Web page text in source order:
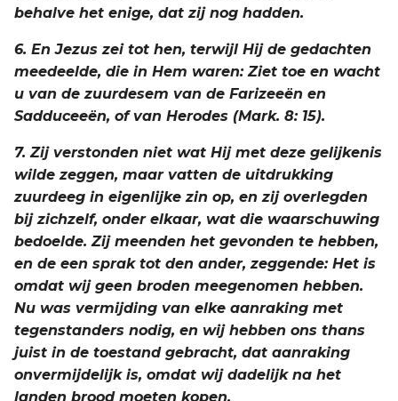
behalve het enige, dat zij nog hadden.
6. En Jezus zei tot hen, terwijl Hij de gedachten
meedeelde, die in Hem waren: Ziet toe en wacht
u van de zuurdesem van de Farizeeën en
Sadduceeën, of van Herodes (Mark. 8: 15).
7. Zij verstonden niet wat Hij met deze gelijkenis
wilde zeggen, maar vatten de uitdrukking
zuurdeeg in eigenlijke zin op, en zij overlegden
bij zichzelf, onder elkaar, wat die waarschuwing
bedoelde. Zij meenden het gevonden te hebben,
en de een sprak tot den ander, zeggende: Het is
omdat wij geen broden meegenomen hebben.
Nu was vermijding van elke aanraking met
tegenstanders nodig, en wij hebben ons thans
juist in de toestand gebracht, dat aanraking
onvermijdelijk is, omdat wij dadelijk na het
landen brood moeten kopen.